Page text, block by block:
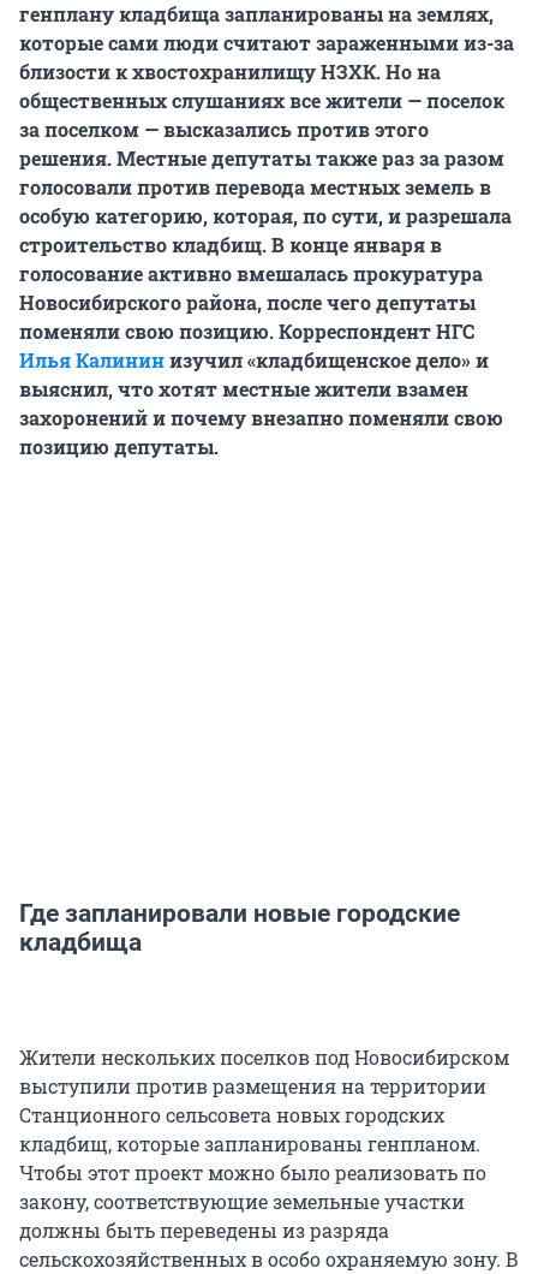
генплану кладбища запланированы на землях,
которые сами люди считают зараженными из-за
близости к хвостохранилищу НЗХК. Но на
общественных слушаниях все жители — поселок
за поселком — высказались против этого
решения. Местные депутаты также раз за разом
голосовали против перевода местных земель в
особую категорию, которая, по сути, и разрешала
строительство кладбищ. В конце января в
голосование активно вмешалась прокуратура
Новосибирского района, после чего депутаты
поменяли свою позицию. Корреспондент НГС
Илья Калининизучил «кладбищенское дело» и
выяснил, что хотят местные жители взамен
захоронений и почему внезапно поменяли свою
позицию депутаты.
Где запланировали новые городские
кладбища
Жители нескольких поселков под Новосибирском
выступили против размещения на территории
Станционного сельсовета новых городских
кладбищ, которые запланированы генпланом.
Чтобы этот проект можно было реализовать по
закону, соответствующие земельные участки
должны быть переведены из разряда
сельскохозяйственных в особо охраняемую зону. В